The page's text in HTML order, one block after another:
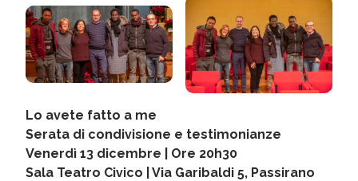
Lo avete fatto a me
Serata di condivisione e testimonianze
Venerdì 13 dicembre | Ore 20h30
Sala Teatro Civico | Via Garibaldi 5, Passirano